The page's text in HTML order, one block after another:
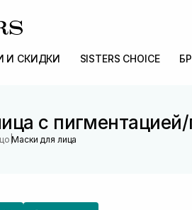
И СКИДКИ SISTERS CHOICE
с пигментацией/
|Маски для лица